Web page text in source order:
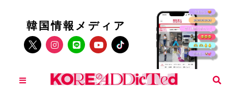
韓国情報メディア